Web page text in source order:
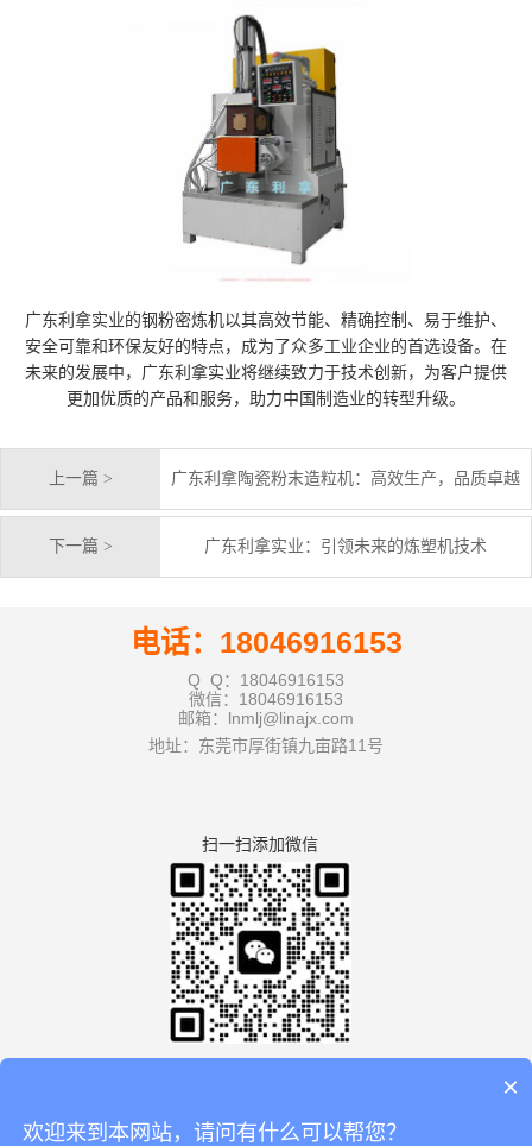
广东利拿实业的钢粉密炼机以其高效节能、精确控制、易于维护、
安全可靠和环保友好的特点，成为了众多工业企业的首选设备。在
未来的发展中，广东利拿实业将继续致力于技术创新，为客户提供
更加优质的产品和服务，助力中国制造业的转型升级。
上一篇 > 广东利拿陶瓷粉末造粒机：高效生产，品质卓越
下一篇 > 广东利拿实业：引领未来的炼塑机技术
电话：18046916153
Q Q：18046916153
微信：18046916153
邮箱：lnmlj@linajx.com
地址：东莞市厚街镇九亩路11号
扫一扫添加微信
×
欢迎来到本网站，请问有什么可以帮您？